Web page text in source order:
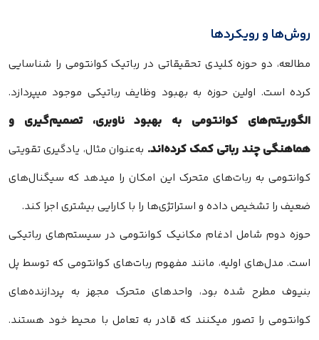
روش‌ها و رویکردها
مطالعه، دو حوزه کلیدی تحقیقاتی در رباتیک کوانتومی را شناسایی
کرده است. اولین حوزه به بهبود وظایف رباتیکی موجود میپردازد.
الگوریتم‌های کوانتومی به بهبود ناوبری، تصمیم‌گیری و
هماهنگی چند رباتی کمک کرده‌اند. به‌عنوان مثال، یادگیری تقویتی
کوانتومی به ربات‌های متحرک این امکان را میدهد که سیگنال‌های
ضعیف را تشخیص داده و استراتژی‌ها را با کارایی بیشتری اجرا کند.
حوزه دوم شامل ادغام مکانیک کوانتومی در سیستم‌های رباتیکی
است. مدل‌های اولیه، مانند مفهوم ربات‌های کوانتومی که توسط پل
بنیوف مطرح شده بود، واحدهای متحرک مجهز به پردازنده‌های
کوانتومی را تصور میکنند که قادر به تعامل با محیط خود هستند.